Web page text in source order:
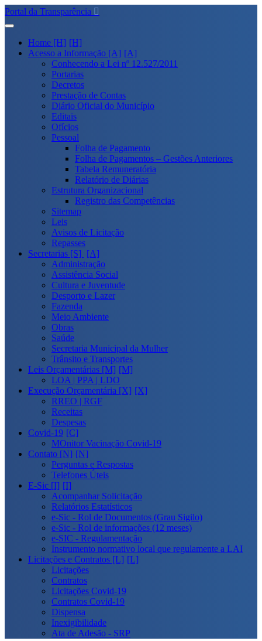
Portal da Transparência
Home [H]
Acesso a Informação [A]
Conhecendo a Lei nº 12.527/2011
Portarias
Decretos
Prestação de Contas
Diário Oficial do Município
Editais
Ofícios
Pessoal
Folha de Pagamento
Folha de Pagamentos – Gestões Anteriores
Tabela Remuneratória
Relatório de Diárias
Estrutura Organizacional
Registro das Competências
Sitemap
Leis
Avisos de Licitação
Repasses
Secretarias [S]
Administração
Assistência Social
Cultura e Juventude
Desporto e Lazer
Fazenda
Meio Ambiente
Obras
Saúde
Secretaria Municipal da Mulher
Trânsito e Transportes
Leis Orçamentárias [M]
LOA | PPA | LDO
Execução Orçamentária [X]
RREO | RGF
Receitas
Despesas
Covid-19
MOnitor Vacinação Covid-19
Contato [N]
Perguntas e Respostas
Telefones Úteis
E-Sic [I]
Acompanhar Solicitação
Relatórios Estatísticos
e-Sic - Rol de Documentos (Grau Sigilo)
e-Sic - Rol de informações (12 meses)
e-SIC - Regulamentação
Instrumento normativo local que regulamente a LAI
Licitações e Contratos [L]
Licitações
Contratos
Licitações Covid-19
Contratos Covid-19
Dispensa
Inexigibilidade
Ata de Adesão - SRP